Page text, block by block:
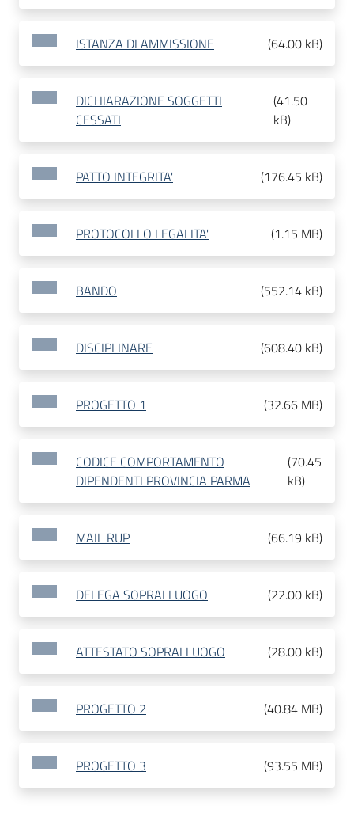
ISTANZA DI AMMISSIONE (64.00 kB)
DICHIARAZIONE SOGGETTI
CESSATI
(41.50
kB)
PATTO INTEGRITA' (176.45 kB)
PROTOCOLLO LEGALITA' (1.15 MB)
BANDO (552.14 kB)
DISCIPLINARE (608.40 kB)
PROGETTO 1 (32.66 MB)
CODICE COMPORTAMENTO
DIPENDENTI PROVINCIA PARMA
(70.45
kB)
MAIL RUP (66.19 kB)
DELEGA SOPRALLUOGO (22.00 kB)
ATTESTATO SOPRALLUOGO (28.00 kB)
PROGETTO 2 (40.84 MB)
PROGETTO 3 (93.55 MB)